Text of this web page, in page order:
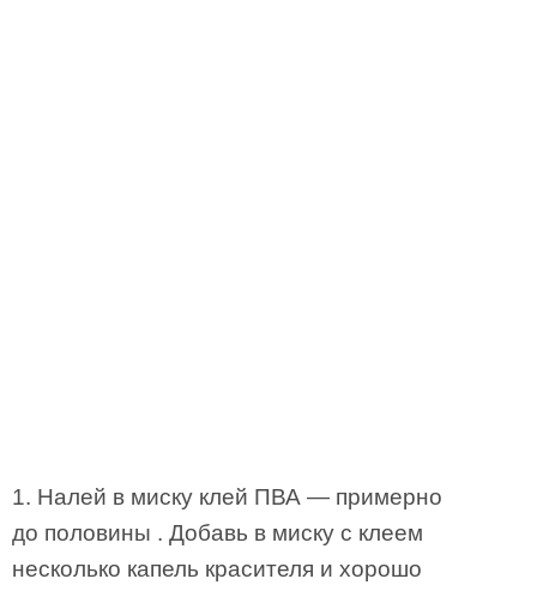
1. Налей в миску клей ПВА — примерно
до половины . Добавь в миску с клеем
несколько капель красителя и хорошо